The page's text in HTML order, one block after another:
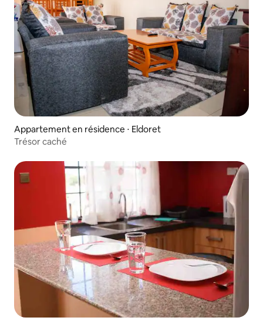
Appartement en résidence ⋅ Eldoret
Trésor caché